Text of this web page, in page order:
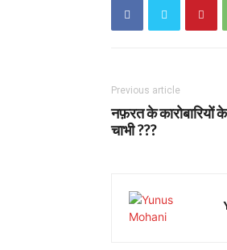
Previous article
नफ़रत के कारोबारियों
चाभी ???